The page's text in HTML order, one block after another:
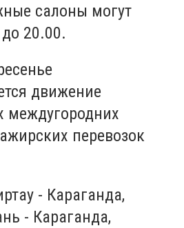
салоны могут
20.00.
движение
междугородних
перевозок
- Караганда,
- Караганда,